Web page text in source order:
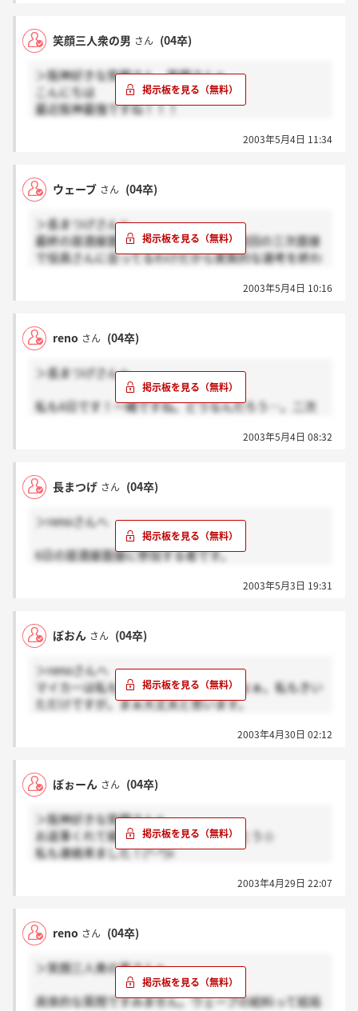
笑顔三人衆の男 さん (04卒)
＞阪神好きな笑顔さん、笑顔さんへ
こんにちは
最近阪神最強ですね！！！
2003年5月4日 11:34
ウェーブ さん (04卒)
＞長まつげさんへ
最終の居酒屋面接って言ってるけど、前回の三次面接
で役員さんに会ってるわけだから実質的な選考を終わ
他社の場合、役員面接で内々定もらって、最後に社長
ここは、ずっと社長に会ってるわけだし。
あんまり緊張することないんじゃないんかな？
8日の人おられますか？？
2003年5月4日 10:16
reno さん (04卒)
＞長まつげさんへ
私も6日です！一緒ですね。どうなんだろう…。二次
みたいです。お互いないていもらえるといいですね！
6日に長まつげさんに
2003年5月4日 08:32
長まつげ さん (04卒)
＞renoさんへ
6日の居酒屋面接に参加する者です。
この面接で落ちたりとかするんでしょうか！？2003年5月3日 19:31
ぼおん さん (04卒)
＞renoさんへ
マイカーは私も聞きました。ほんとかなぁ。私もきい
ただけですが。まぁ大丈夫と思います。
2003年4月30日 02:12
ぼぉーん さん (04卒)
＞阪神好きな笑顔さんへ
お返事くれて嬉しかったです！ありがとう☆
私も連絡来ました！(^-^)v
2003年4月29日 22:07
reno さん (04卒)
＞笑顔三人衆の男さんへ
具体的な質問ですみません。ウェーブの給料って結局